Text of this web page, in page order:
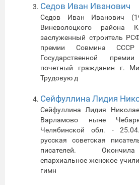
Седов Иван Иванович
Седов Иван Иванович
Виневолоцкого района
заслуженный строитель
премии Совмина СССР
Государственной
почетный гражданин г.
Трудовую д
Сейфуллина Лидия
Сейфуллина Лидия
Варламово ныне
Челябинской обл. -
русская советская
писателей.
епархиальное женское
гимн